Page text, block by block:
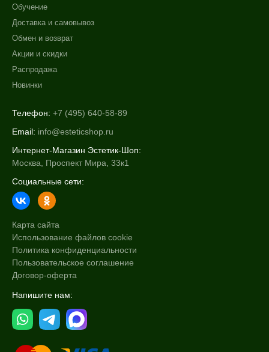
Обучение
Доставка и самовывоз
Обмен и возврат
Акции и скидки
Распродажа
Новинки
Телефон: +7 (495) 640-58-89
Email: info@esteticshop.ru
Интернет-Магазин Эстетик-Шоп:
Москва, Проспект Мира, 33к1
Социальные сети:
Карта сайта
Использование файлов cookie
Политика конфиденциальности
Пользовательское соглашение
Договор-оферта
Напишите нам: